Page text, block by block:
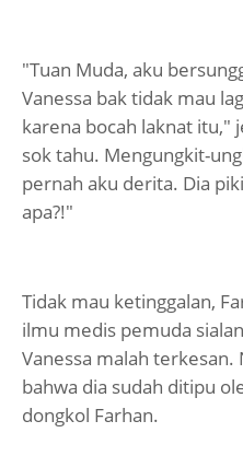
"Tuan Muda, aku
Vanessa bak tidak mau
karena bocah laknat itu,"
sok tahu. Mengungkit-
pernah aku derita. Dia
apa?!"
Tidak mau ketinggalan,
ilmu medis pemuda
Vanessa malah
bahwa dia sudah ditipu
dongkol Farhan.